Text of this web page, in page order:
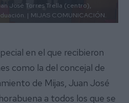
José Torres Trella (centro),
| MIJAS COMUNICACIÓN.
en el que recibieron
como la del concejal de
de Mijas, Juan José
a todos los que se